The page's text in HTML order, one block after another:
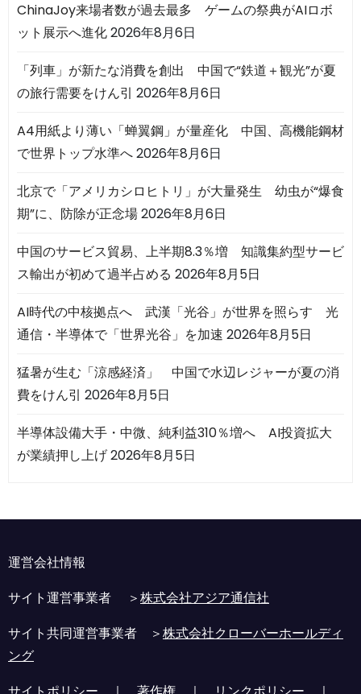
ChinaJoy来場者数が過去最多 ゲームの祭典がAIロボ
ット展示へ進化2026年8月6日
「列車」が新たな消費を創出 中国で“鉄道＋観光”が夏
の旅行需要をけん引 2026年8月6日
A4用紙より薄い「蝉翼鋼」が量産化 中国、高機能鋼材
で世界トップ水準へ2026年8月6日
北京で「アメリカシロヒトリ」が大量発生 幼虫が“爆食
期”に、防除が正念場2026年8月6日
中国のサービス貿易、上半期8.3％増 知識集約型サービ
ス輸出が初めて過半占める 2026年8月5日
AI時代の中核拠点へ 武漢「光谷」が世界を照らす 光
通信・半導体で「世界光谷」を加速 2026年8月5日
猛暑が生む「涼感経済」 中国で水辺レジャーが夏の消
費をけん引 2026年8月5日
半導体設備大手・中微、純利益310％増へ AI投資拡大
が業績押し上げ2026年8月5日
運営会社情報
サイト運営事業者 ＞株式会社アジア通信社
サイト共同運営事業者 ＞株式会社クローバーホールディ
ング